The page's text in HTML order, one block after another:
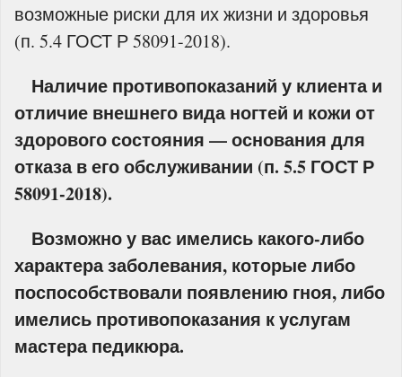
возможные риски для их жизни и здоровья
(п. 5.4 ГОСТ Р 58091-2018).
Наличие противопоказаний у клиента и
отличие внешнего вида ногтей и кожи от
здорового состояния — основания для
отказа в его обслуживании (п. 5.5 ГОСТ Р
58091-2018).
Возможно у вас имелись какого-либо
характера заболевания, которые либо
поспособствовали появлению гноя, либо
имелись противопоказания к услугам
мастера педикюра.